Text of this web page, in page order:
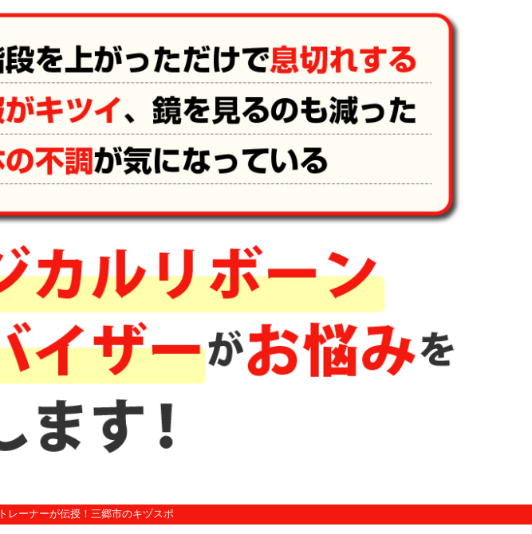
トレーナーが伝授！三郷市のキヅスポ